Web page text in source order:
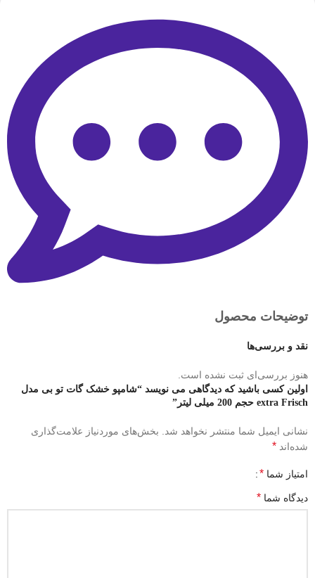
توضیحات محصول
نقد و بررسی‌ها
هنوز بررسی‌ای ثبت نشده است.
اولین کسی باشید که دیدگاهی می نویسد “شامپو خشک گات تو بی مدل
extra Frisch حجم 200 میلی لیتر”
نشانی ایمیل شما منتشر نخواهد شد. بخش‌های موردنیاز علامت‌گذاری
شده‌اند *
امتیاز شما *
دیدگاه شما *